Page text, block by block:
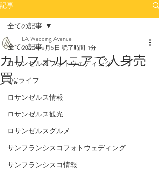
記事
全ての記事
ロサンゼルスフォトウェディング
OCライフ
ロサンゼルス情報
ロサンゼルス観光
ロサンゼルスグルメ
サンフランシスコフォトウェディング
サンフランシスコ情報
全ての記事
カリフォルニアで人身売
買。
LA Wedding Avenue
2023年8月5日 読了時間: 1分